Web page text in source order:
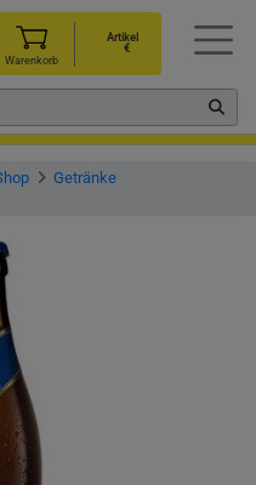
Warenkorb
Artikel
€
Getränke